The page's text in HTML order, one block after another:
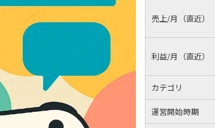
売上/月（直近）
利益/月（直近）
カテゴリ
運営開始時期